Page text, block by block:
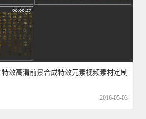
效高清前景合成特效元素视频素材定制
2016-05-03